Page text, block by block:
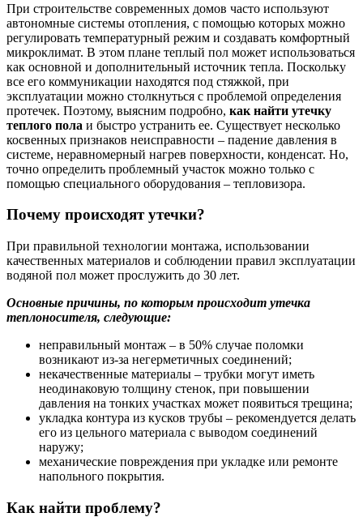
При строительстве современных домов часто используют
автономные системы отопления, с помощью которых можно
регулировать температурный режим и создавать комфортный
микроклимат. В этом плане теплый пол может использоваться
как основной и дополнительный источник тепла. Поскольку
все его коммуникации находятся под стяжкой, при
эксплуатации можно столкнуться с проблемой определения
протечек. Поэтому, выясним подробно, как найти утечку
теплого пола и быстро устранить ее. Существует несколько
косвенных признаков неисправности – падение давления в
системе, неравномерный нагрев поверхности, конденсат. Но,
точно определить проблемный участок можно только с
помощью специального оборудования – тепловизора.
Почему происходят утечки?
При правильной технологии монтажа, использовании
качественных материалов и соблюдении правил эксплуатации
водяной пол может прослужить до 30 лет.
Основные причины, по которым происходит утечка
теплоносителя, следующие:
неправильный монтаж – в 50% случае поломки
возникают из-за негерметичных соединений;
некачественные материалы – трубки могут иметь
неодинаковую толщину стенок, при повышении
давления на тонких участках может появиться трещина;
укладка контура из кусков трубы – рекомендуется делать
его из цельного материала с выводом соединений
наружу;
механические повреждения при укладке или ремонте
напольного покрытия.
Как найти проблему?